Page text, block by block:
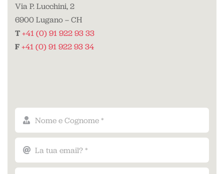
Via P. Lucchini, 2
6900 Lugano – CH
T +41 (0) 91 922 93 33
F +41 (0) 91 922 93 34